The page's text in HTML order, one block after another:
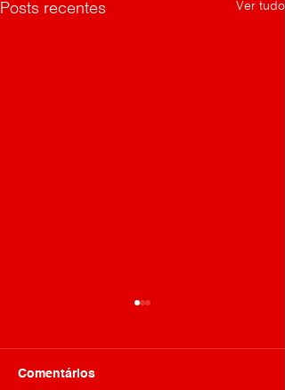
Posts recentes Ver tudo
Comentários